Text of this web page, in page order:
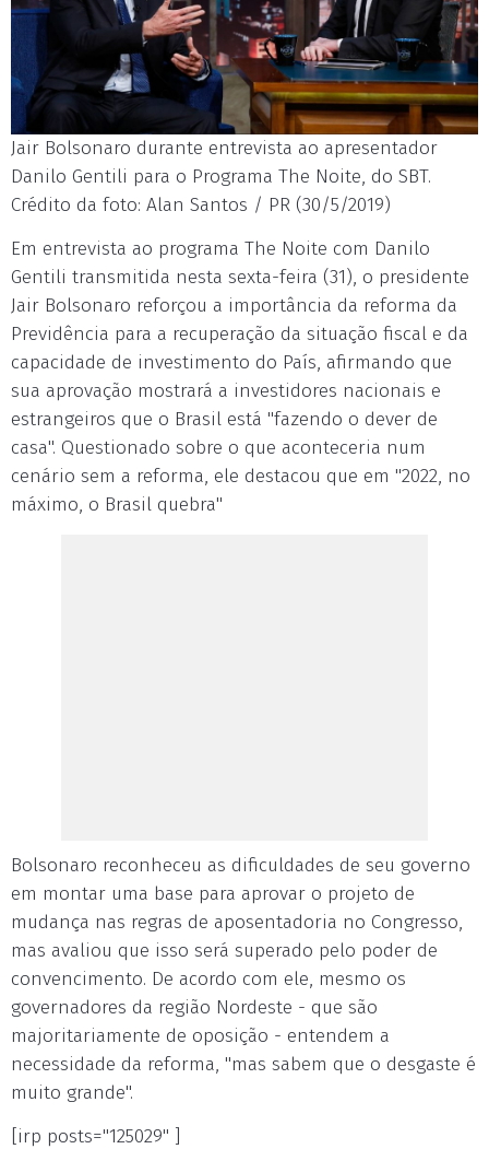
Jair Bolsonaro durante entrevista ao apresentador
Danilo Gentili para o Programa The Noite, do SBT.
Crédito da foto: Alan Santos / PR (30/5/2019)
Em entrevista ao programa The Noite com Danilo
Gentili transmitida nesta sexta-feira (31), o presidente
Jair Bolsonaro reforçou a importância da reforma da
Previdência para a recuperação da situação fiscal e da
capacidade de investimento do País, afirmando que
sua aprovação mostrará a investidores nacionais e
estrangeiros que o Brasil está "fazendo o dever de
casa". Questionado sobre o que aconteceria num
cenário sem a reforma, ele destacou que em "2022, no
máximo, o Brasil quebra"
Bolsonaro reconheceu as dificuldades de seu governo
em montar uma base para aprovar o projeto de
mudança nas regras de aposentadoria no Congresso,
mas avaliou que isso será superado pelo poder de
convencimento. De acordo com ele, mesmo os
governadores da região Nordeste - que são
majoritariamente de oposição - entendem a
necessidade da reforma, "mas sabem que o desgaste é
muito grande".
[irp posts="125029" ]